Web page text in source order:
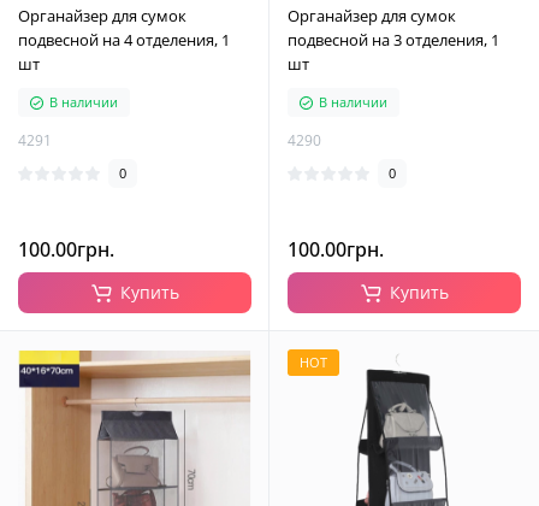
Органайзер для сумок
подвесной на 4 отделения, 1
шт
В наличии
4291
0
100.00грн.
Купить
Органайзер для сумок
подвесной на 3 отделения, 1
шт
В наличии
4290
0
100.00грн.
Купить
HOT